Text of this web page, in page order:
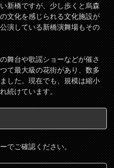
新橋ですが、少し歩くと烏森
文化を感じられる文化施設が
演している新橋演舞場もその
舞台や歌謡ショーなどが催さ
て最大級の花街があり、数多
した。現在でも、規模は縮小
続けています。
でご確認ください。